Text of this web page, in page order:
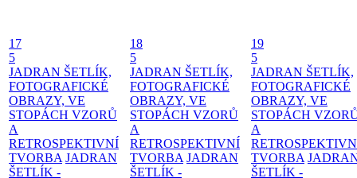
17
5
JADRAN ŠETLÍK,
FOTOGRAFICKÉ
OBRAZY, VE
STOPÁCH VZORŮ
A
RETROSPEKTIVNÍ
TVORBA JADRAN
ŠETLÍK -
18
5
JADRAN ŠETLÍK,
FOTOGRAFICKÉ
OBRAZY, VE
STOPÁCH VZORŮ
A
RETROSPEKTIVNÍ
TVORBA JADRAN
ŠETLÍK -
19
5
JADRAN ŠETLÍK,
FOTOGRAFICKÉ
OBRAZY, VE
STOPÁCH
A
TVORBA
ŠETLÍK -